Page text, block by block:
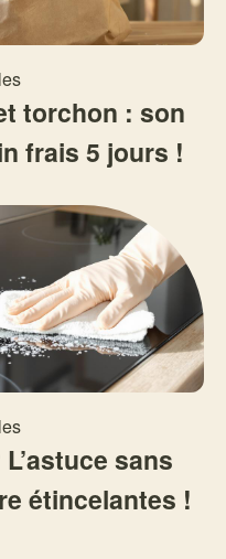
torchon : son
frais 5 jours !
sans
étincelantes !